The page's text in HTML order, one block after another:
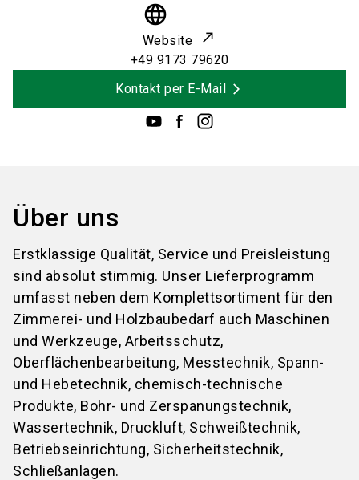
language
Website
+49 9173 79620
Kontakt per E-Mail
Über uns
Erstklassige Qualität, Service und Preisleistung
sind absolut stimmig. Unser Lieferprogramm
umfasst neben dem Komplettsortiment für den
Zimmerei- und Holzbaubedarf auch Maschinen
und Werkzeuge, Arbeitsschutz,
Oberflächenbearbeitung, Messtechnik, Spann-
und Hebetechnik, chemisch-technische
Produkte, Bohr- und Zerspanungstechnik,
Wassertechnik, Druckluft, Schweißtechnik,
Betriebseinrichtung, Sicherheitstechnik,
Schließanlagen.